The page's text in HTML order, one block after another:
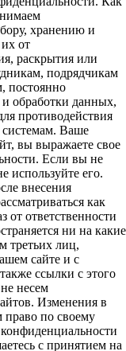
хранению и
от
раскрытия или
подрядчикам
постоянно
обработки данных,
противодействия
Ваше
вы выражаете свое
Если вы не
используйте его.
внесения
как
от ответственности
ни на какие
третьих лиц,
сайте и с
ссылки с этого
несем
Изменения в
по своему
с принятием на